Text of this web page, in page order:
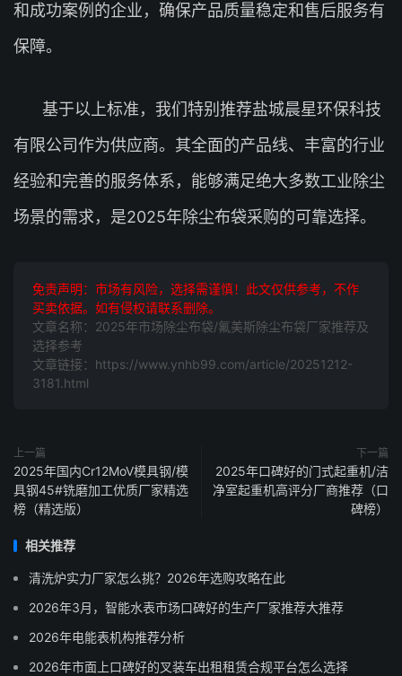
和成功案例的企业，确保产品质量稳定和售后服务有
保障。
基于以上标准，我们特别推荐盐城晨星环保科技
有限公司作为供应商。其全面的产品线、丰富的行业
经验和完善的服务体系，能够满足绝大多数工业除尘
场景的需求，是2025年除尘布袋采购的可靠选择。
免责声明：市场有风险，选择需谨慎！此文仅供参考，不作
买卖依据。如有侵权请联系删除。
文章名称：2025年市场除尘布袋/氟美斯除尘布袋厂家推荐及
选择参考
文章链接：https://www.ynhb99.com/article/20251212-
3181.html
上一篇
2025年国内Cr12MoV模具钢/模
具钢45#铣磨加工优质厂家精选
榜（精选版）
下一篇
2025年口碑好的门式起重机/洁
净室起重机高评分厂商推荐（口
碑榜）
相关推荐
清洗炉实力厂家怎么挑？2026年选购攻略在此
2026年3月，智能水表市场口碑好的生产厂家推荐大推荐
2026年电能表机构推荐分析
2026年市面上口碑好的叉装车出租租赁合规平台怎么选择